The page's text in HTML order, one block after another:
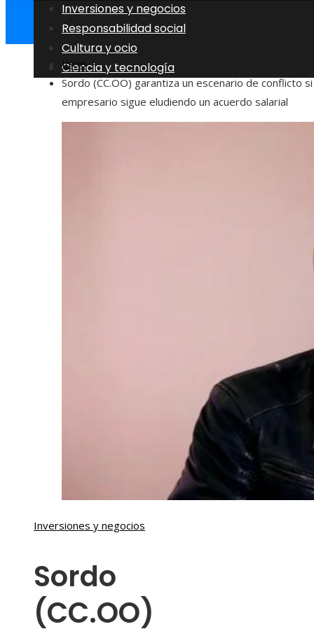
Inversiones y negocios
Responsabilidad social
Cultura y ocio
Ciencia y tecnología
Inicio
Sordo (CC.OO) garantiza un escenario de conflicto
empresario sigue eludiendo un acuerdo salarial
Inversiones y negocios
Sordo
(CC.OO)